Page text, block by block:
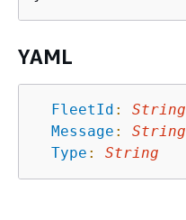
YAML
FleetId :
String
Message :
String
Type : String